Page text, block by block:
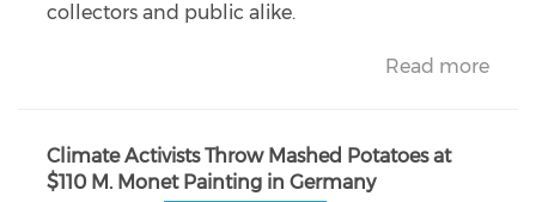
collectors and public alike.
Read more
Climate Activists Throw Mashed Potatoes at
$110 M. Monet Painting in Germany